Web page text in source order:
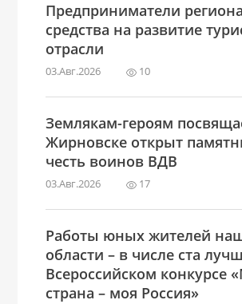
Предприниматели
средства на развитие
отрасли
03.Авг.2026 10
Землякам-героям
Жирновске открыт
честь воинов ВДВ
03.Авг.2026 17
Работы юных жителей
области – в числе ста
Всероссийском конкурсе
страна – моя Россия»